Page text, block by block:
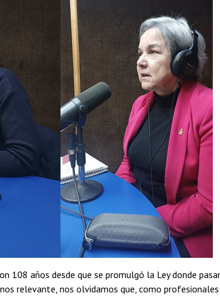
108 años desde que se promulgó la Ley donde
relevante, nos olvidamos que, como